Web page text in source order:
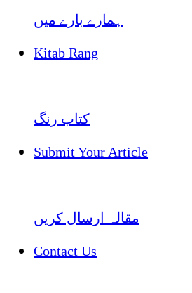
ہمارے بارے میں
Kitab Rang
کتاب رنگ
Submit Your Article
مقالہ ارسال کریں
Contact Us